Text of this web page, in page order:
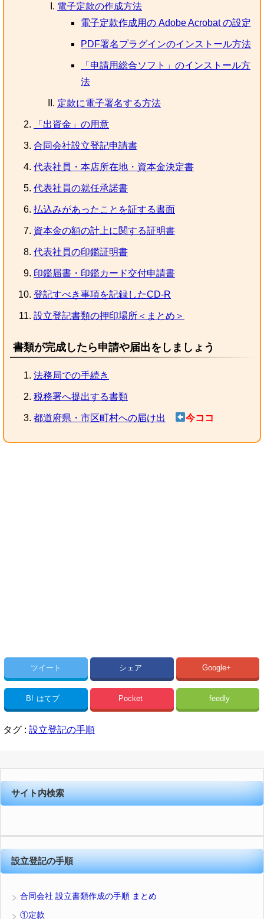
電子定款の作成方法
電子定款作成用の Adobe Acrobat の設定
PDF署名プラグインのインストール方法
「申請用総合ソフト」のインストール方
法
定款に電子署名する方法
「出資金」の用意
合同会社設立登記申請書
代表社員・本店所在地・資本金決定書
代表社員の就任承諾書
払込みがあったことを証する書面
資本金の額の計上に関する証明書
代表社員の印鑑証明書
印鑑届書・印鑑カード交付申請書
登記すべき事項を記録したCD-R
設立登記書類の押印場所＜まとめ＞
書類が完成したら申請や届出をしましょう
法務局での手続き
税務署へ提出する書類
都道府県・市区町村への届け出 今ココ
ツイート シェア Google+
B! はてブ Pocket feedly
タグ : 設立登記の手順
サイト内検索
設立登記の手順
合同会社 設立書類作成の手順 まとめ
①定款